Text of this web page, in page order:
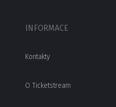
INFORMACE
Kontakty
O Ticketstream